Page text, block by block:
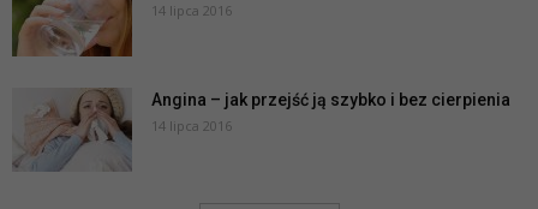
14 lipca 2016
Angina – jak przejść ją szybko i bez cierpienia
14 lipca 2016